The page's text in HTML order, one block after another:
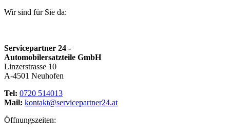
Wir sind für Sie da:
Servicepartner 24 -
Automobilersatzteile GmbH
Linzerstrasse 10
A-4501 Neuhofen
Tel: 0720 514013
Mail: kontakt@servicepartner24.at
Öffnungszeiten: